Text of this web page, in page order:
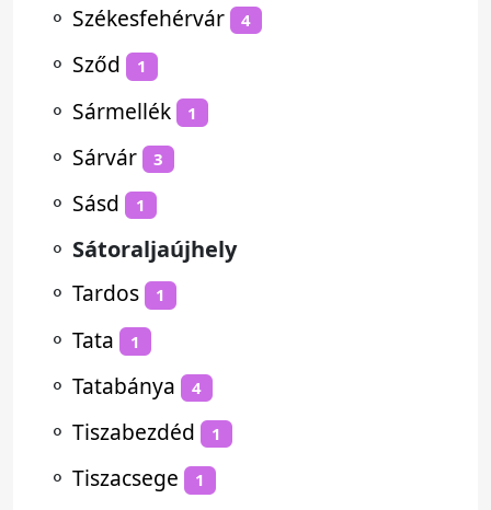
⚬ Székesfehérvár 4
⚬ Sződ 1
⚬ Sármellék 1
⚬ Sárvár 3
⚬ Sásd 1
⚬ Sátoraljaújhely
⚬ Tardos 1
⚬ Tata 1
⚬ Tatabánya 4
⚬ Tiszabezdéd 1
⚬ Tiszacsege 1